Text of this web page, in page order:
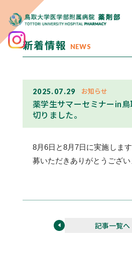
新着情報 NEWS
2025.07.29 お知らせ
薬学生サマーセミナーin
切りました。
8月6日と8月7日に実施しま
募いただきありがとうござい
記事一覧へ